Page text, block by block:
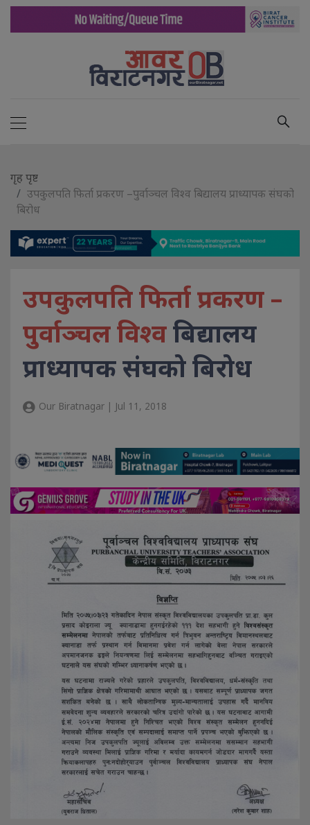
गृह पृष्ट
उपकुलपति फिर्ता प्रकरण –पुर्वाञ्चल विश्व बिद्यालय प्राध्यापक संघको
बिरोध
उपकुलपति फिर्ता प्रकरण –
पुर्वाञ्चल विश्वबिद्यालय
प्राध्यापक संघको बिरोध
Our Biratnagar | Jul 11, 2018